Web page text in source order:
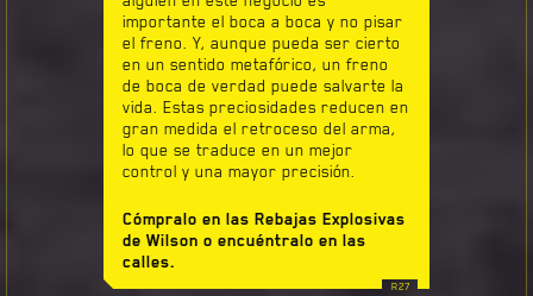
importante el boca a boca y no pisar
el freno. Y, aunque pueda ser cierto
en un sentido metafórico, un freno
de boca de verdad puede salvarte la
vida. Estas preciosidades reducen en
gran medida el retroceso del arma,
lo que se traduce en un mejor
control y una mayor precisión.
Cómpralo en las Rebajas Explosivas
de Wilson o encuéntralo en las
calles.